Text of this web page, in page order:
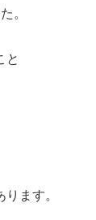
。
と
ます。